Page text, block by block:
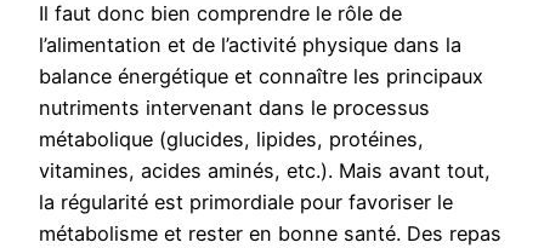
Il faut donc bien comprendre le rôle de
l’alimentation et de l’activité physique dans la
balance énergétique et connaître les principaux
nutriments intervenant dans le processus
métabolique (glucides, lipides, protéines,
vitamines, acides aminés, etc.). Mais avant tout,
la régularité est primordiale pour favoriser le
métabolisme et rester en bonne santé. Des repas